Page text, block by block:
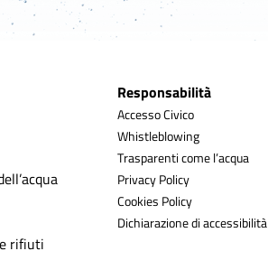
rifiuti
Responsabilità
Accesso Civico
Whistleblowing
Trasparenti come l’acqua
Privacy Policy
Cookies Policy
Dichiarazione di accessibilità